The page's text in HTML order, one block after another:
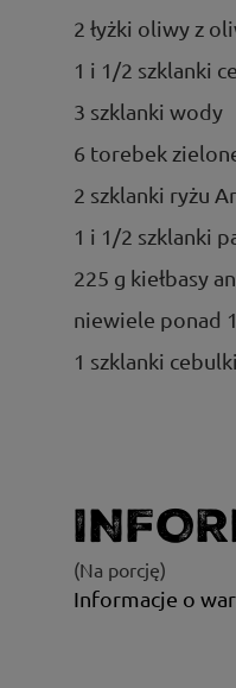
2 łyżki oliwy z
1 i 1/2 szklanki
3 szklanki wody
6 torebek
2 szklanki ryżu
1 i 1/2 szklanki
225 g kiełbasy
niewiele ponad
1 szklanki
(Na porcję)
Informacje o